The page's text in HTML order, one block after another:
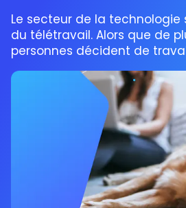
Le secteur de la technologie
du télétravail. Alors que de
personnes décident de
domicile, nous vous
pas tomber dans les eaux